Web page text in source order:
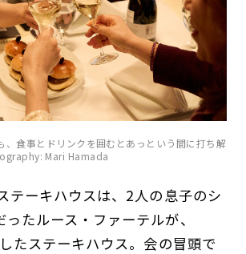
、食事とドリンクを囲むとあっという間に打ち解
Mari Hamada
テーキハウスは、2人の息子のシ
たルース・ファーテルが、
たステーキハウス。会の冒頭で